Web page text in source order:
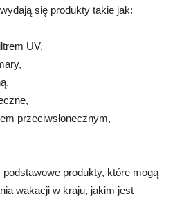
się produkty takie jak:
UV,
przeciwsłonecznym,
produkty, które mogą
wakacji w kraju, jakim jest